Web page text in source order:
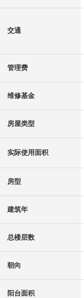
交通
管理费
维修基金
房屋类型
实际使用面积
房型
建筑年
总楼层数
朝向
阳台面积